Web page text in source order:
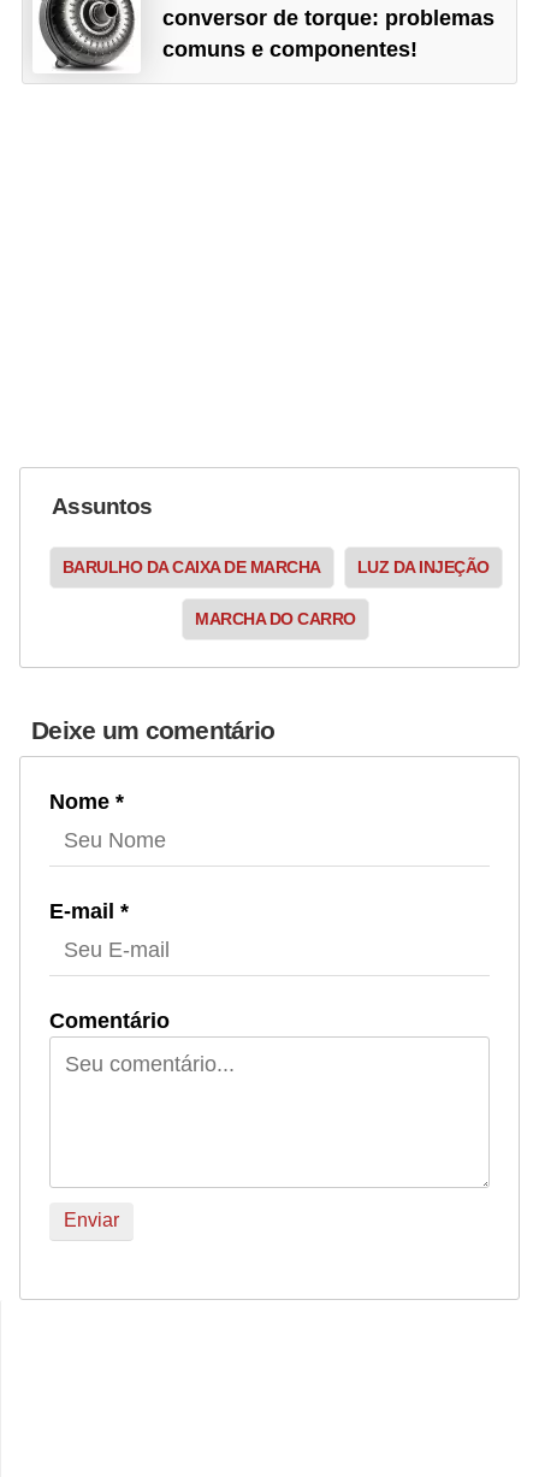
conversor de torque: problemas
comuns e componentes!
Assuntos
BARULHO DA CAIXA DE MARCHA LUZ DA INJEÇÃO
MARCHA DO CARRO
Deixe um comentário
Nome *
E-mail *
Comentário